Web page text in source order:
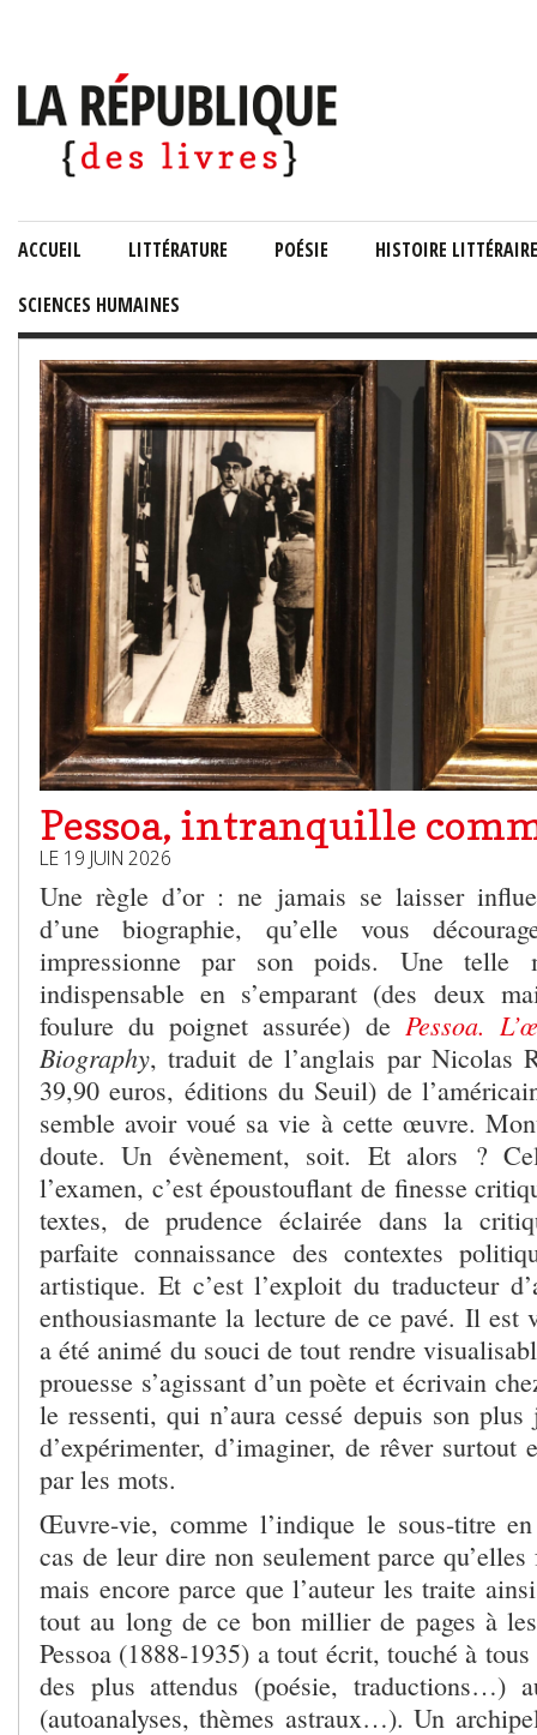
ACCUEIL LITTÉRATURE POÉSIE HISTOIRE LITTÉRAIRE
SCIENCES HUMAINES
Pessoa, intranquille
LE 19 JUIN 2026
Une règle d’or : ne jamais se laisser
d’une biographie, qu’elle vous
impressionne par son poids. Une telle
indispensable en s’emparant (des deux
foulure du poignet assurée) de Pessoa.
Biography, traduit de l’anglais par Nicolas
39,90 euros, éditions du Seuil) de
semble avoir voué sa vie à cette œuvre.
doute. Un évènement, soit. Et alors ?
l’examen, c’est époustouflant de finesse
textes, de prudence éclairée dans la
parfaite connaissance des contextes
artistique. Et c’est l’exploit du traducteur
enthousiasmante la lecture de ce pavé. Il est
a été animé du souci de tout rendre
prouesse s’agissant d’un poète et écrivain
le ressenti, qui n’aura cessé depuis son plus
d’expérimenter, d’imaginer, de rêver surtout
par les mots.
Œuvre-vie, comme l’indique le sous-titre
cas de leur dire non seulement parce
mais encore parce que l’auteur les traite
tout au long de ce bon millier de pages à
Pessoa (1888-1935) a tout écrit, touché à
des plus attendus (poésie, traductions…)
(autoanalyses, thèmes astraux…). Un